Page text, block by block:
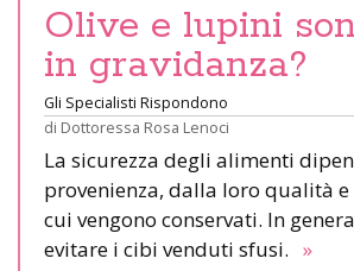
Olive e lupini
in gravidanza?
Gli Specialisti Rispondono
di Dottoressa Rosa Lenoci
La sicurezza degli alimenti
provenienza, dalla loro qualità
cui vengono conservati. In
evitare i cibi venduti sfusi. »